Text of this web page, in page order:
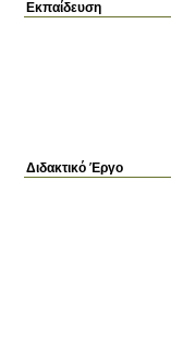
Εκπαίδευση
Διδακτικό Έργο